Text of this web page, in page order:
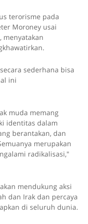
terorisme pada
Moroney usai
menyatakan
sederhana bisa
ini
muda memang
identitas dalam
berantakan, dan
merupakan
radikalisasi,"
mendukung aksi
dan Irak dan percaya
di seluruh dunia.